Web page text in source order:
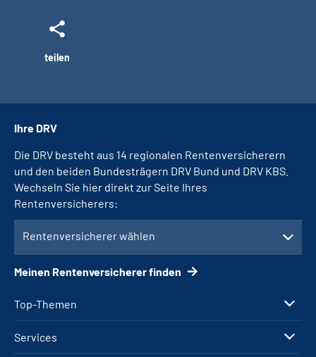
teilen
Top-Themen
Services
Ihre DRV
Die DRV besteht aus 14 regionalen Rentenversicherern
und den beiden Bundesträgern DRV Bund und DRV KBS.
Wechseln Sie hier direkt zur Seite Ihres
Rentenversicherers:
Rentenversicherer wählen
Meinen Rentenversicherer finden